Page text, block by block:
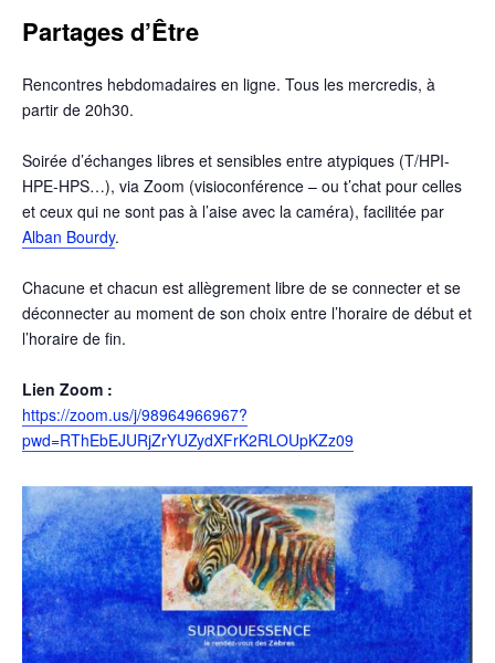
Partages d’Être
Rencontres hebdomadaires en ligne. Tous les mercredis, à
partir de 20h30.
Soirée d’échanges libres et sensibles entre atypiques (T/HPI-
HPE-HPS…), via Zoom (visioconférence – ou t’chat pour celles
et ceux qui ne sont pas à l’aise avec la caméra), facilitée par
Alban Bourdy.
Chacune et chacun est allègrement libre de se connecter et se
déconnecter au moment de son choix entre l’horaire de début et
l’horaire de fin.
Lien Zoom :
https://zoom.us/j/98964966967?
pwd=RThEbEJURjZrYUZydXFrK2RLOUpKZz09